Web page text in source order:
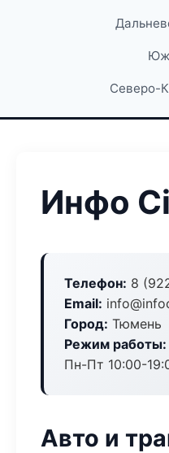
Северо-
Инфо
Телефон: 8
Email:
Город: Тюмень
Режим работы:
Пн-Пт 10:00-
Авто и